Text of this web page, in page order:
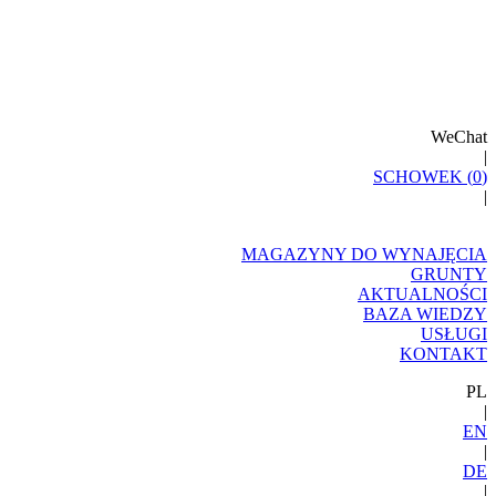
WeChat
|
SCHOWEK (0)
|
MAGAZYNY DO WYNAJĘCIA
GRUNTY
AKTUALNOŚCI
BAZA WIEDZY
USŁUGI
KONTAKT
PL
|
EN
|
DE
|